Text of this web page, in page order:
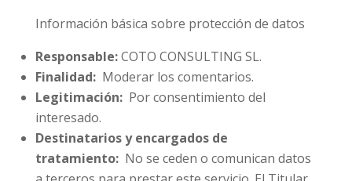
Información básica sobre protección de datos
Responsable:COTO CONSULTING SL.
Finalidad:Moderar los comentarios.
Legitimación:Por consentimiento del
interesado.
Destinatarios y encargados de
tratamiento:No se ceden o comunican datos